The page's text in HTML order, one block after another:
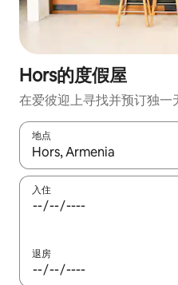
Hors的度假屋
在爱彼迎上寻找并预订独一
地点
如有搜索结果，请使用上下
入住
退房